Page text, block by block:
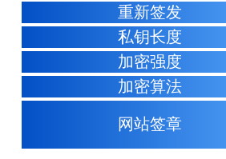
重新签发
私钥长度
加密强度
加密算法
网站签章